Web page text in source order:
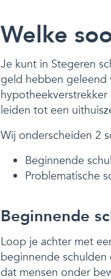
Welke
Je kunt in Stegeren
geld hebben geleend
leiden tot een
Wij onderscheiden 2
Beginnende
Problematische
Beginnende
Loop je achter met
beginnende
dat mensen onder